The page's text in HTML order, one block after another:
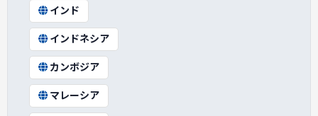
インド
インドネシア
カンボジア
マレーシア